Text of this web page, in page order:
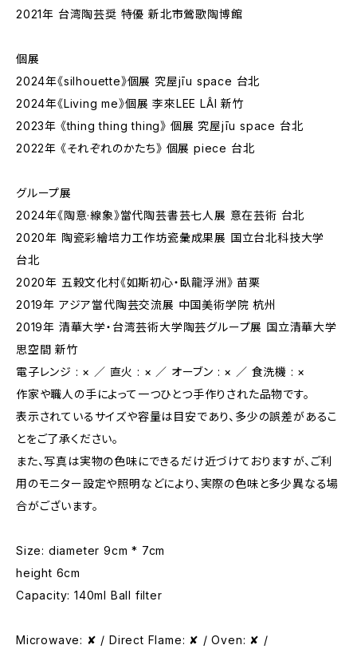
2021年 台湾陶芸奨 特優 新北市鶯歌陶博館
個展
2024年《silhouette》個展 究屋jīu space 台北
2024年《Living me》個展 李來LEE LÂI 新竹
2023年 《thing thing thing》 個展 究屋jīu space 台北
2022年 《それぞれのかたち》 個展 piece 台北
グループ展
2024年《陶意·線象》當代陶芸書芸七人展 意在芸術 台北
2020年 陶瓷彩繪培力工作坊瓷彙成果展 国立台北科技大学
台北
2020年 五穀文化村《如斯初心‧臥龍浮洲》 苗栗
2019年 アジア當代陶芸交流展 中国美術学院 杭州
2019年 清華大学・台湾芸術大学陶芸グループ展 国立清華大学
思空間 新竹
電子レンジ : × ／ 直火 : × ／ オーブン : × ／ 食洗機 : ×
作家や職人の手によって一つひとつ手作りされた品物です。
表示されているサイズや容量は目安であり、多少の誤差があるこ
とをご了承ください。
また、写真は実物の色味にできるだけ近づけておりますが、ご利
用のモニター設定や照明などにより、実際の色味と多少異なる場
合がございます。
Size: diameter 9cm * 7cm
height 6cm
Capacity: 140ml Ball filter
Microwave: ✘ / Direct Flame: ✘ / Oven: ✘ /